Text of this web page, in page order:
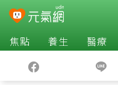
焦點 養生 醫療